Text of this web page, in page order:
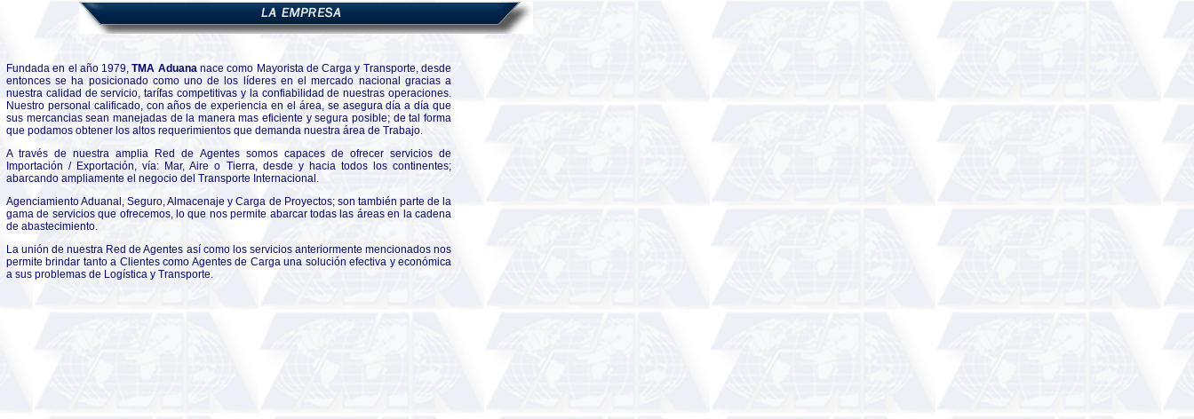
Fundada en el año 1979,TMA Aduananace como Mayorista de Carga y Transporte, desde
entonces se ha posicionado como uno de los líderes en el mercado nacional gracias a
nuestra calidad de servicio, tarífas competitivas y la confiabilidad de nuestras operaciones.
Nuestro personal calificado, con años de experiencia en el área, se asegura día a día que
sus mercancias sean manejadas de la manera mas eficiente y segura posible; de tal forma
que podamos obtener los altos requerimientos que demanda nuestra área de Trabajo.
A través de nuestra amplia Red de Agentes somos capaces de ofrecer servicios de
Importación / Exportación, vía: Mar, Aire o Tierra, desde y hacia todos los continentes;
abarcando ampliamente el negocio del Transporte Internacional.
Agenciamiento Aduanal, Seguro, Almacenaje y Carga de Proyectos; son también parte de la
gama de servicios que ofrecemos, lo que nos permite abarcar todas las áreas en la cadena
de abastecimiento.
La unión de nuestra Red de Agentes así como los servicios anteriormente mencionados nos
permite brindar tanto a Clientes como Agentes de Carga una solución efectiva y económica
a sus problemas de Logística y Transporte.